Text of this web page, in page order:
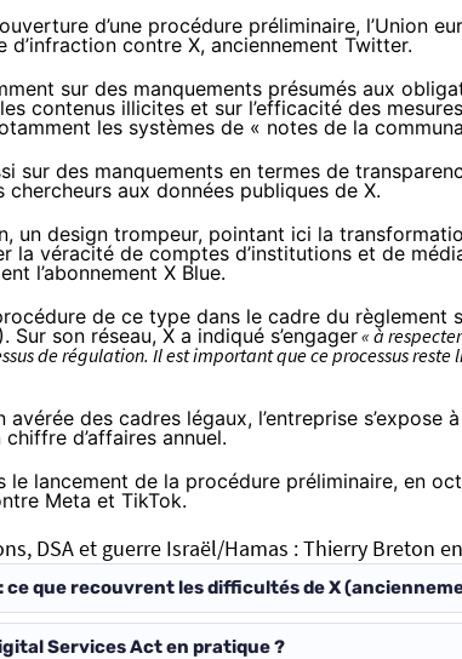
d’une procédure préliminaire, l’Union
d’infraction contre X, anciennement Twitter.
sur des manquements présumés aux
contenus illicites et sur l’efficacité des
les systèmes de « notes de la
sur des manquements en termes de
chercheurs aux données publiques de X.
un design trompeur, pointant ici la
la véracité de comptes d’institutions et de
l’abonnement X Blue.
de ce type dans le cadre du règlement
Sur son réseau, X a indiqué s’engager« à
de régulation. Il est important que ce processus
des cadres légaux, l’entreprise s’expose
chiffre d’affaires annuel.
le lancement de la procédure préliminaire, en
Meta et TikTok.
DSA et guerre Israël/Hamas : Thierry Breton
ce que recouvrent les difficultés de X
Services Act en pratique ?